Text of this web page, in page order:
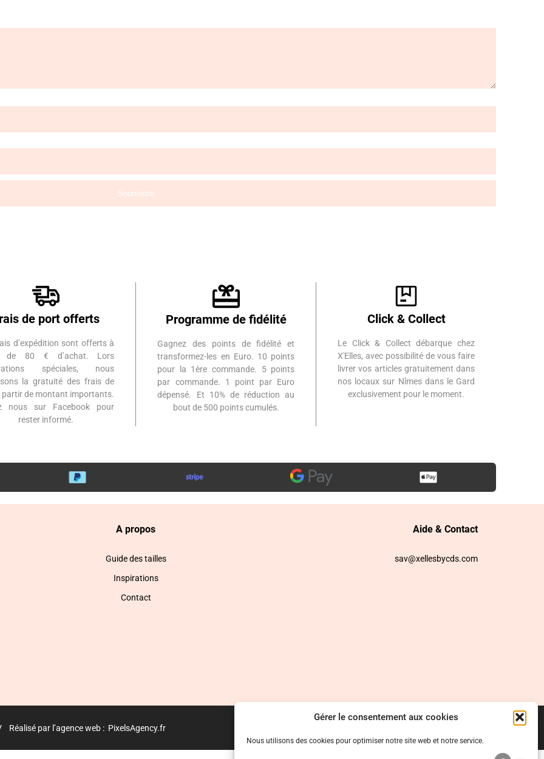
Gérer le consentement aux cookies
Nous utilisons des cookies pour optimiser notre site web et notre service.
de port offerts
d’expédition sont offerts à
de 80 € d’achat. Lors
spéciales, nous
la gratuité des frais de
partir de montant importants.
nous sur Facebook pour
rester informé.
Programme de fidélité
Gagnez des points de fidélité et
transformez-les en Euro. 10 points
pour la 1ère commande. 5 points
par commande. 1 point par Euro
dépensé. Et 10% de réduction au
bout de 500 points cumulés.
Click & Collect
Le Click & Collect débarque chez
X'Elles, avec possibilité de vous faire
livrer vos articles gratuitement dans
nos locaux sur Nîmes dans le Gard
exclusivement pour le moment.
A propos
Guide des tailles
Inspirations
Contact
Aide & Contact
sav@xellesbycds.com
Réalisé par l’agence web : PixelsAgency.fr